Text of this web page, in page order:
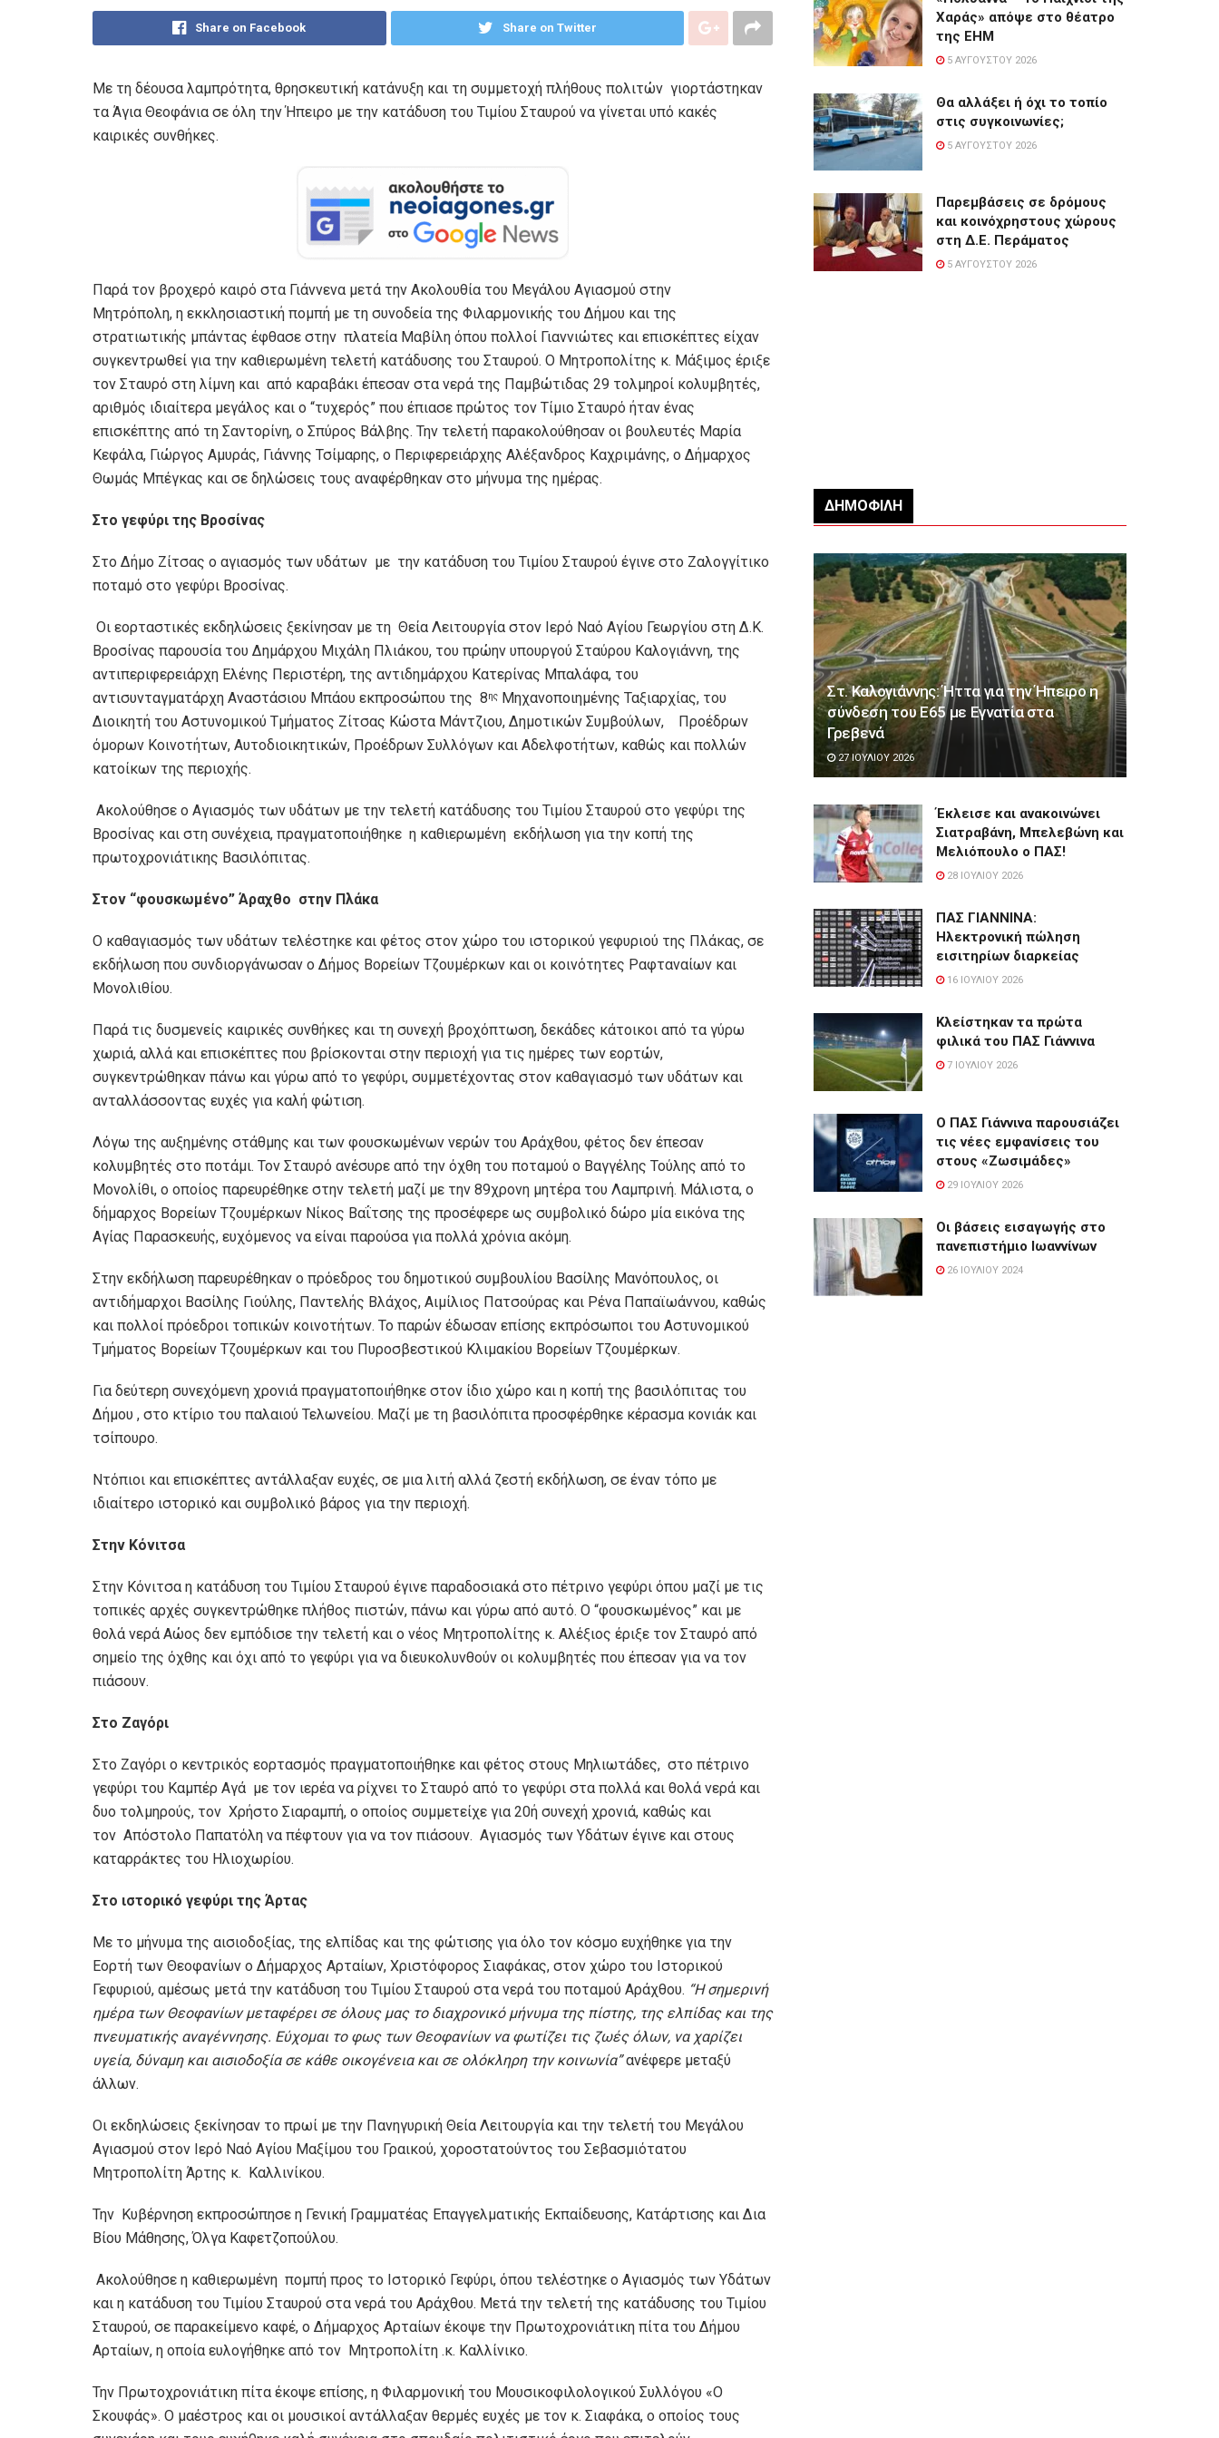
Share on Facebook Share on Twitter
Με τη δέουσα λαμπρότητα, θρησκευτική κατάνυξη και τη συμμετοχή πλήθους πολιτών γιορτάστηκαν
τα Άγια Θεοφάνια σε όλη την Ήπειρο με την κατάδυση του Τιμίου Σταυρού να γίνεται υπό κακές
καιρικές συνθήκες.
Παρά τον βροχερό καιρό στα Γιάννενα μετά την Ακολουθία του Μεγάλου Αγιασμού στην
Μητρόπολη, η εκκλησιαστική πομπή με τη συνοδεία της Φιλαρμονικής του Δήμου και της
στρατιωτικής μπάντας έφθασε στην πλατεία Μαβίλη όπου πολλοί Γιαννιώτες και επισκέπτες είχαν
συγκεντρωθεί για την καθιερωμένη τελετή κατάδυσης του Σταυρού. Ο Μητροπολίτης κ. Μάξιμος έριξε
τον Σταυρό στη λίμνη και από καραβάκι έπεσαν στα νερά της Παμβώτιδας 29 τολμηροί κολυμβητές,
αριθμός ιδιαίτερα μεγάλος και ο “τυχερός” που έπιασε πρώτος τον Τίμιο Σταυρό ήταν ένας
επισκέπτης από τη Σαντορίνη, ο Σπύρος Βάλβης. Την τελετή παρακολούθησαν οι βουλευτές Μαρία
Κεφάλα, Γιώργος Αμυράς, Γιάννης Τσίμαρης, ο Περιφερειάρχης Αλέξανδρος Καχριμάνης, ο Δήμαρχος
Θωμάς Μπέγκας και σε δηλώσεις τους αναφέρθηκαν στο μήνυμα της ημέρας.
Στο γεφύρι της Βροσίνας
Στο Δήμο Ζίτσας ο αγιασμός των υδάτων με την κατάδυση του Τιμίου Σταυρού έγινε στο Ζαλογγίτικο
ποταμό στο γεφύρι Βροσίνας.
Οι εορταστικές εκδηλώσεις ξεκίνησαν με τη Θεία Λειτουργία στον Ιερό Ναό Αγίου Γεωργίου στη Δ.Κ.
Βροσίνας παρουσία του Δημάρχου Μιχάλη Πλιάκου, του πρώην υπουργού Σταύρου Καλογιάννη, της
αντιπεριφερειάρχη Ελένης Περιστέρη, της αντιδημάρχου Κατερίνας Μπαλάφα, του
αντισυνταγματάρχη Αναστάσιου Μπάου εκπροσώπου της 8ης Μηχανοποιημένης Ταξιαρχίας, του
Διοικητή του Αστυνομικού Τμήματος Ζίτσας Κώστα Μάντζιου, Δημοτικών Συμβούλων, Προέδρων
όμορων Κοινοτήτων, Αυτοδιοικητικών, Προέδρων Συλλόγων και Αδελφοτήτων, καθώς και πολλών
κατοίκων της περιοχής.
Ακολούθησε ο Αγιασμός των υδάτων με την τελετή κατάδυσης του Τιμίου Σταυρού στο γεφύρι της
Βροσίνας και στη συνέχεια, πραγματοποιήθηκε η καθιερωμένη εκδήλωση για την κοπή της
πρωτοχρονιάτικης Βασιλόπιτας.
Στον “φουσκωμένο” Άραχθο στην Πλάκα
Ο καθαγιασμός των υδάτων τελέστηκε και φέτος στον χώρο του ιστορικού γεφυριού της Πλάκας, σε
εκδήλωση που συνδιοργάνωσαν ο Δήμος Βορείων Τζουμέρκων και οι κοινότητες Ραφταναίων και
Μονολιθίου.
Παρά τις δυσμενείς καιρικές συνθήκες και τη συνεχή βροχόπτωση, δεκάδες κάτοικοι από τα γύρω
χωριά, αλλά και επισκέπτες που βρίσκονται στην περιοχή για τις ημέρες των εορτών,
συγκεντρώθηκαν πάνω και γύρω από το γεφύρι, συμμετέχοντας στον καθαγιασμό των υδάτων και
ανταλλάσσοντας ευχές για καλή φώτιση.
Λόγω της αυξημένης στάθμης και των φουσκωμένων νερών του Αράχθου, φέτος δεν έπεσαν
κολυμβητές στο ποτάμι. Τον Σταυρό ανέσυρε από την όχθη του ποταμού ο Βαγγέλης Τούλης από το
Μονολίθι, ο οποίος παρευρέθηκε στην τελετή μαζί με την 89χρονη μητέρα του Λαμπρινή. Μάλιστα, ο
δήμαρχος Βορείων Τζουμέρκων Νίκος Βαΐτσης της προσέφερε ως συμβολικό δώρο μία εικόνα της
Αγίας Παρασκευής, ευχόμενος να είναι παρούσα για πολλά χρόνια ακόμη.
Στην εκδήλωση παρευρέθηκαν ο πρόεδρος του δημοτικού συμβουλίου Βασίλης Μανόπουλος, οι
αντιδήμαρχοι Βασίλης Γιούλης, Παντελής Βλάχος, Αιμίλιος Πατσούρας και Ρένα Παπαϊωάννου, καθώς
και πολλοί πρόεδροι τοπικών κοινοτήτων. Το παρών έδωσαν επίσης εκπρόσωποι του Αστυνομικού
Τμήματος Βορείων Τζουμέρκων και του Πυροσβεστικού Κλιμακίου Βορείων Τζουμέρκων.
Για δεύτερη συνεχόμενη χρονιά πραγματοποιήθηκε στον ίδιο χώρο και η κοπή της βασιλόπιτας του
Δήμου , στο κτίριο του παλαιού Τελωνείου. Μαζί με τη βασιλόπιτα προσφέρθηκε κέρασμα κονιάκ και
τσίπουρο.
Ντόπιοι και επισκέπτες αντάλλαξαν ευχές, σε μια λιτή αλλά ζεστή εκδήλωση, σε έναν τόπο με
ιδιαίτερο ιστορικό και συμβολικό βάρος για την περιοχή.
Στην Κόνιτσα
Στην Κόνιτσα η κατάδυση του Τιμίου Σταυρού έγινε παραδοσιακά στο πέτρινο γεφύρι όπου μαζί με τις
τοπικές αρχές συγκεντρώθηκε πλήθος πιστών, πάνω και γύρω από αυτό. Ο “φουσκωμένος” και με
θολά νερά Αώος δεν εμπόδισε την τελετή και ο νέος Μητροπολίτης κ. Αλέξιος έριξε τον Σταυρό από
σημείο της όχθης και όχι από το γεφύρι για να διευκολυνθούν οι κολυμβητές που έπεσαν για να τον
πιάσουν.
Στο Ζαγόρι
Στο Ζαγόρι ο κεντρικός εορτασμός πραγματοποιήθηκε και φέτος στους Μηλιωτάδες, στο πέτρινο
γεφύρι του Καμπέρ Αγά με τον ιερέα να ρίχνει το Σταυρό από το γεφύρι στα πολλά και θολά νερά και
δυο τολμηρούς, τον Χρήστο Σιαραμπή, ο οποίος συμμετείχε για 20ή συνεχή χρονιά, καθώς και
τον Απόστολο Παπατόλη να πέφτουν για να τον πιάσουν. Αγιασμός των Υδάτων έγινε και στους
καταρράκτες του Ηλιοχωρίου.
Στο ιστορικό γεφύρι της Άρτας
Με το μήνυμα της αισιοδοξίας, της ελπίδας και της φώτισης για όλο τον κόσμο ευχήθηκε για την
Εορτή των Θεοφανίων ο Δήμαρχος Αρταίων, Χριστόφορος Σιαφάκας, στον χώρο του Ιστορικού
Γεφυριού, αμέσως μετά την κατάδυση του Τιμίου Σταυρού στα νερά του ποταμού Αράχθου. “Η σημερινή
ημέρα των Θεοφανίων μεταφέρει σε όλους μας το διαχρονικό μήνυμα της πίστης, της ελπίδας και της
πνευματικής αναγέννησης. Εύχομαι το φως των Θεοφανίων να φωτίζει τις ζωές όλων, να χαρίζει
υγεία, δύναμη και αισιοδοξία σε κάθε οικογένεια και σε ολόκληρη την κοινωνία”ανέφερε μεταξύ
άλλων.
Οι εκδηλώσεις ξεκίνησαν το πρωί με την Πανηγυρική Θεία Λειτουργία και την τελετή του Μεγάλου
Αγιασμού στον Ιερό Ναό Αγίου Μαξίμου του Γραικού, χοροστατούντος του Σεβασμιότατου
Μητροπολίτη Άρτης κ. Καλλινίκου.
Την Κυβέρνηση εκπροσώπησε η Γενική Γραμματέας Επαγγελματικής Εκπαίδευσης, Κατάρτισης και Δια
Βίου Μάθησης, Όλγα Καφετζοπούλου.
Ακολούθησε η καθιερωμένη πομπή προς το Ιστορικό Γεφύρι, όπου τελέστηκε ο Αγιασμός των Υδάτων
και η κατάδυση του Τιμίου Σταυρού στα νερά του Αράχθου. Μετά την τελετή της κατάδυσης του Τιμίου
Σταυρού, σε παρακείμενο καφέ, ο Δήμαρχος Αρταίων έκοψε την Πρωτοχρονιάτικη πίτα του Δήμου
Αρταίων, η οποία ευλογήθηκε από τον Μητροπολίτη .κ. Καλλίνικο.
Την Πρωτοχρονιάτικη πίτα έκοψε επίσης, η Φιλαρμονική του Μουσικοφιλολογικού Συλλόγου «Ο
Σκουφάς». Ο μαέστρος και οι μουσικοί αντάλλαξαν θερμές ευχές με τον κ. Σιαφάκα, ο οποίος τους
Χαράς» απόψε στο θέατρο
της ΕΗΜ
5 ΑΥΓΟΎΣΤΟΥ 2026
Θα αλλάξει ή όχι το τοπίο
στις συγκοινωνίες;
5 ΑΥΓΟΎΣΤΟΥ 2026
Παρεμβάσεις σε δρόμους
και κοινόχρηστους χώρους
στη Δ.Ε. Περάματος
5 ΑΥΓΟΎΣΤΟΥ 2026
ΔΗΜΟΦΙΛΉ
Στ. Καλογιάννης: Ήττα για την Ήπειρο η
σύνδεση του Ε65 με Εγνατία στα
Γρεβενά
27 ΙΟΥΛΊΟΥ 2026
Έκλεισε και ανακοινώνει
Σιατραβάνη, Μπελεβώνη και
Μελιόπουλο ο ΠΑΣ!
28 ΙΟΥΛΊΟΥ 2026
ΠΑΣ ΓΙΑΝΝΙΝΑ:
Hλεκτρονική πώληση
εισιτηρίων διαρκείας
16 ΙΟΥΛΊΟΥ 2026
Κλείστηκαν τα πρώτα
φιλικά του ΠΑΣ Γιάννινα
7 ΙΟΥΛΊΟΥ 2026
Ο ΠΑΣ Γιάννινα παρουσιάζει
τις νέες εμφανίσεις του
στους «Ζωσιμάδες»
29 ΙΟΥΛΊΟΥ 2026
Οι βάσεις εισαγωγής στο
πανεπιστήμιο Ιωαννίνων
26 ΙΟΥΛΊΟΥ 2024